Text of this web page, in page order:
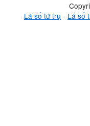
Lá số tứ trụ - Lá số